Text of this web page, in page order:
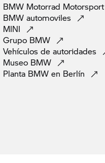
BMW Motorrad Motorsport
BMW automoviles
MINI
Grupo BMW
Vehículos de autoridades
Museo BMW
Planta BMW en Berlín